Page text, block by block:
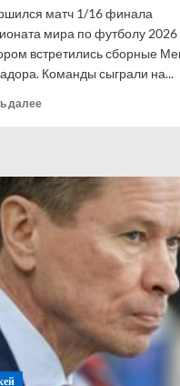
матч 1/16 финала
мира по футболу 2026
встретились сборные
Команды сыграли на...
далееПрочитать
уверенно
обыграла
Эквадор